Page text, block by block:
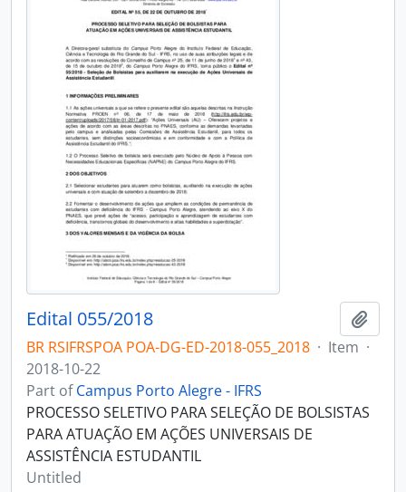
Edital 055/2018
BR RSIFRSPOA POA-DG-ED-2018-055_2018 · Item ·
2018-10-22
Part ofCampus Porto Alegre - IFRS
PROCESSO SELETIVO PARA SELEÇÃO DE BOLSISTAS
PARA ATUAÇÃO EM AÇÕES UNIVERSAIS DE
ASSISTÊNCIA ESTUDANTIL
Untitled